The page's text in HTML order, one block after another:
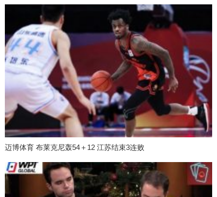
迈博体育 布莱克尼轰54＋12 江苏结束3连败